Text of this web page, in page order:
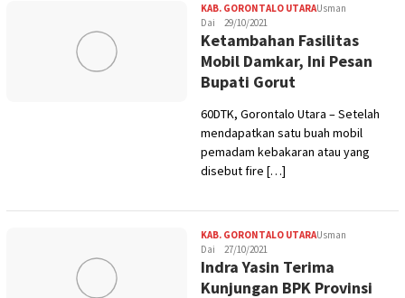
KAB. GORONTALO UTARAUsman
Dai
29/10/2021
Ketambahan Fasilitas
Mobil Damkar, Ini Pesan
Bupati Gorut
60DTK, Gorontalo Utara – Setelah
mendapatkan satu buah mobil
pemadam kebakaran atau yang
disebut fire […]
KAB. GORONTALO UTARAUsman
Dai
27/10/2021
Indra Yasin Terima
Kunjungan BPK Provinsi